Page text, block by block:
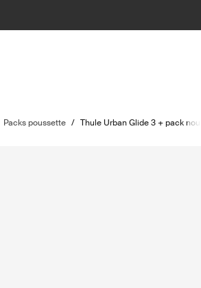
Packs poussette / Thule Urban Glide 3 + pack